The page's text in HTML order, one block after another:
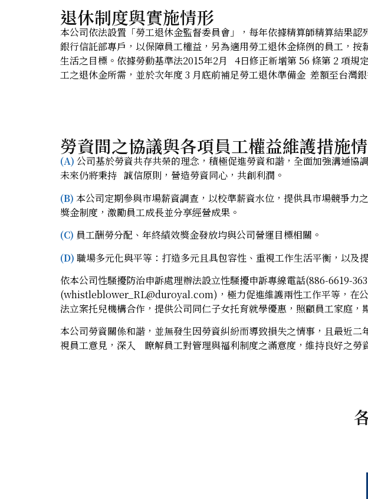
退休制度與實施情形
本公司依法設置「勞工退休金監督委員會」，每年依據精算師精算結果
銀行信託部專戶，以保障員工權益，另為適用勞工退休金條例的員工，
生活之目標。依據勞動基準法2015年2月 4日修正新增第 56 條第 2 項規
工之退休金所需，並於次年度 3 月底前補足勞工退休準備金 差額至台灣
勞資間之協議與各項員工權益維護措施
(A) 公司基於勞資共存共榮的理念，積極促進勞資和諧，全面加強溝通協
未來仍將秉持 誠信原則，營造勞資同心，共創利潤。
(B) 本公司定期參與市場薪資調查，以校準薪資水位，提供具市場競爭
獎金制度，激勵員工成長並分享經營成果。
(C) 員工酬勞分配、年終績效獎金發放均與公司營運目標相關。
(D) 職場多元化與平等：打造多元且具包容性、重視工作生活平衡，以及
依本公司性騷擾防治申訴處理辦法設立性騷擾申訴專線電話(886-6619-
(whistleblower_RL@duroyal.com)，極力促進維護兩性工作平等，在
法立案托兒機構合作，提供公司同仁子女托育就學優惠，照顧員工家庭，
本公司勞資關係和諧，並無發生因勞資糾紛而導致損失之情事，且最近
視員工意見，深入 瞭解員工對管理與福利制度之滿意度，維持良好之勞